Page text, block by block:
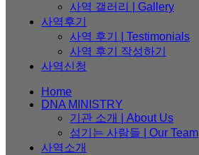
사역 갤러리 | Gallery
사역후기
사역 후기 | Testimonials
사역 후기 작성하기
사역신청
Home
DNA MINISTRY
기관 소개 | About Us
섬기는 사람들 | Our Team
사역소개